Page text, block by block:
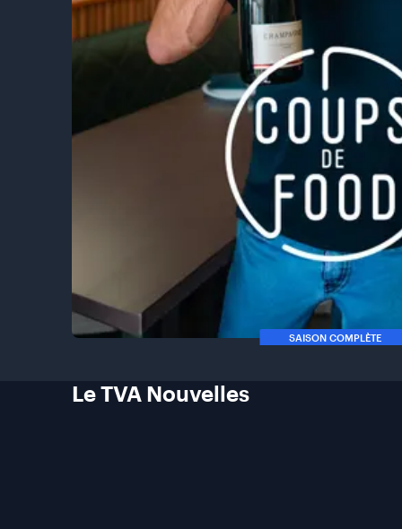
SAISON COMPLÈTE
Le TVA Nouvelles